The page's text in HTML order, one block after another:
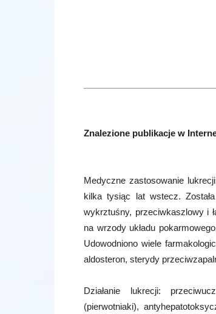
Znalezione publikacje w
Medyczne zastosowanie
kilka tysiąc lat wstecz.
wykrztuśny, przeciwkaszlowy i
na wrzody układu
Udowodniono wiele
aldosteron, sterydy
Działanie lukrecji:
(pierwotniaki),